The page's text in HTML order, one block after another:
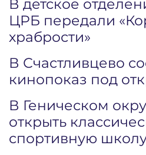
В детское
ЦРБ передали
храбрости»
В Счастливцево
кинопоказ под
В Геническом
открыть
спортивную